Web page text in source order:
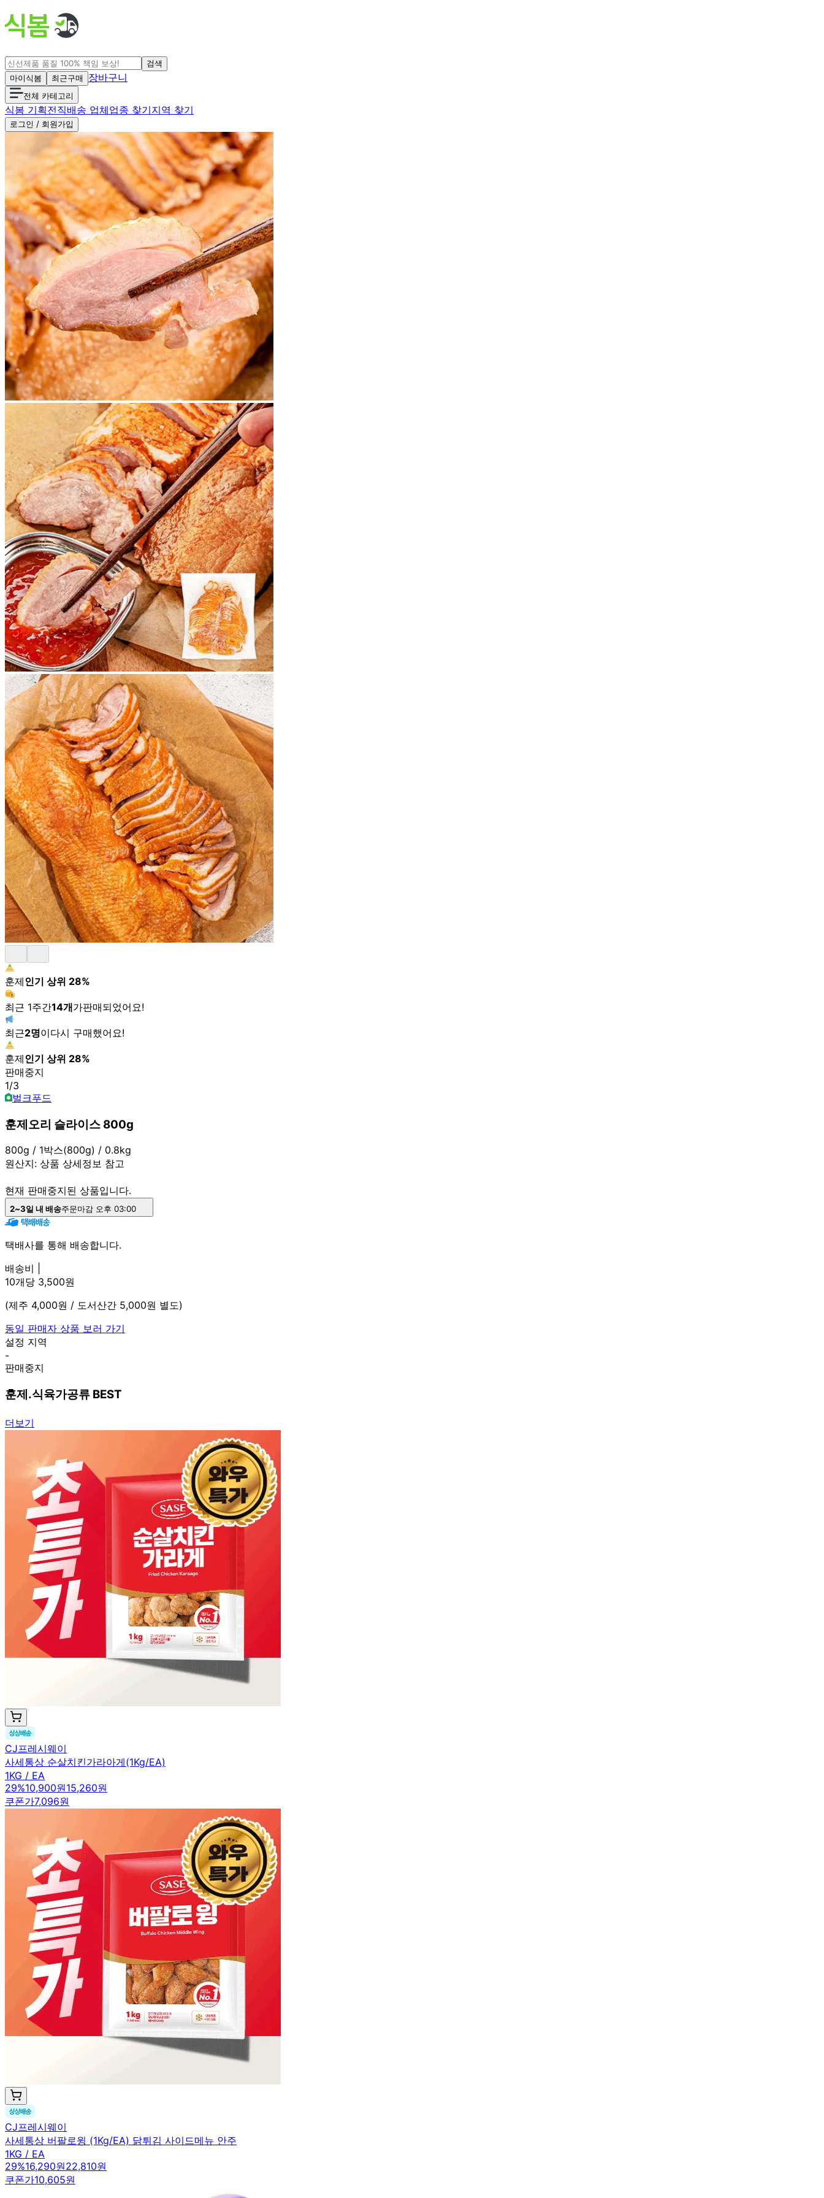
검색
마이식봄
최근구매 장바구니
전체 카테고리
식봄 기획전직배송 업체업종 찾기지역 찾기
로그인 / 회원가입
훈제인기 상위 28%
최근 1주간14개가판매되었어요!
최근2명이다시 구매했어요!
훈제인기 상위 28%
판매중지
1/3
벌크푸드
훈제오리 슬라이스 800g
800g / 1박스(800g) / 0.8kg
원산지: 상품 상세정보 참고
현재 판매중지된 상품입니다.
2~3일 내 배송주문마감 오후 03:00
택배사를 통해 배송합니다.
배송비 |
10개당 3,500원
(제주 4,000원 / 도서산간 5,000원 별도)
동일 판매자 상품 보러 가기
설정 지역
-
판매중지
훈제.식육가공류 BEST
더보기
CJ프레시웨이
사세통상 순살치킨가라아게(1Kg/EA)
1KG / EA
29%10,900원15,260원
쿠폰가7,096원
CJ프레시웨이
사세통상 버팔로윙 (1Kg/EA) 닭튀김 사이드메뉴 안주
1KG / EA
29%16,290원22,810원
쿠폰가10,605원